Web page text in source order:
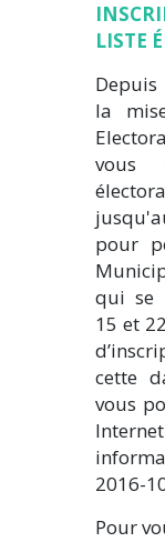
LISTE
la
vous
pour
qui se
15 et
cette
vous
2016-
Pour